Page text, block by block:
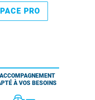
PRO
À VOS BESOINS